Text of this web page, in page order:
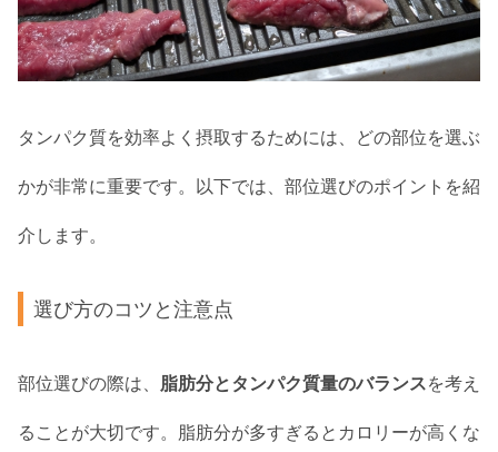
タンパク質を効率よく摂取するためには、どの部位を選ぶ
かが非常に重要です。以下では、部位選びのポイントを紹
介します。
選び方のコツと注意点
部位選びの際は、 脂肪分とタンパク質量のバランスを考え
ることが大切です。脂肪分が多すぎるとカロリーが高くな